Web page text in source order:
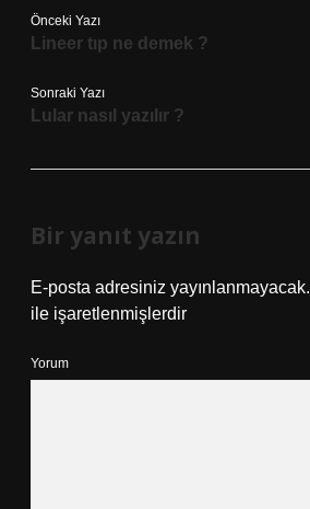
Önceki Yazı
Lineer tıp ne demek ?
Sonraki Yazı
Lular nasıl yazılır ?
Bir yanıt yazın
E-posta adresiniz yayınlanmayacak.
ile işaretlenmişlerdir
Yorum